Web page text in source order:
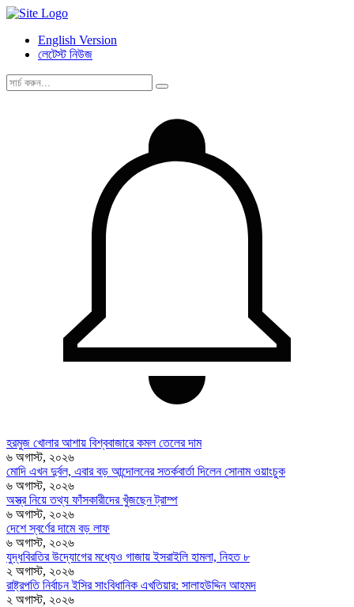
English Version
লেটেস্ট নিউজ
হরমুজ খোলার আশায় বিশ্ববাজারে কমল তেলের দাম
৬ অগাস্ট, ২০২৬
মোদি এখন দুর্বল, এবার বড় আন্দোলনের সতর্কবার্তা দিলেন সোনাম ওয়াংচুক
৬ অগাস্ট, ২০২৬
অস্ত্র নিয়ে তথ্য ফাঁসকারীদের খুঁজছেন ট্রাম্প
৬ অগাস্ট, ২০২৬
দেশে স্বর্ণের দামে বড় লাফ
৬ অগাস্ট, ২০২৬
যুদ্ধবিরতির উদ্যোগের মধ্যেও গাজায় ইসরাইলি হামলা, নিহত ৮
২ অগাস্ট, ২০২৬
রাষ্ট্রপতি নির্বাচন ইসির সাংবিধানিক এখতিয়ার: সালাহউদ্দিন আহমদ
২ অগাস্ট, ২০২৬